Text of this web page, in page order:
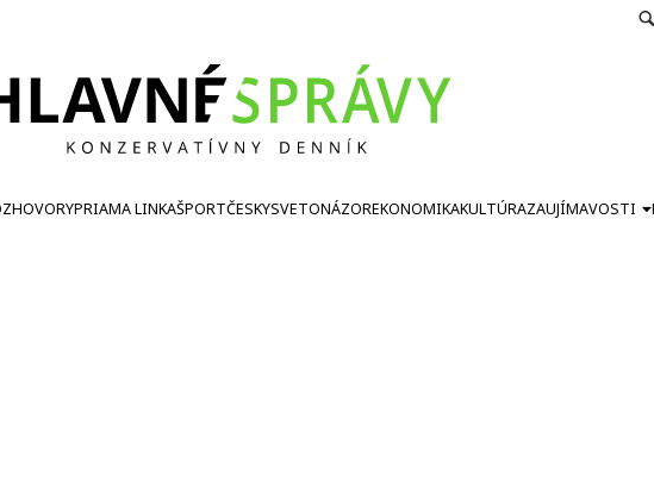
PRIAMA LINKAŠPORTČESKYSVETONÁZOREKONOMIKAKULTÚRAZAUJÍMAVOSTI